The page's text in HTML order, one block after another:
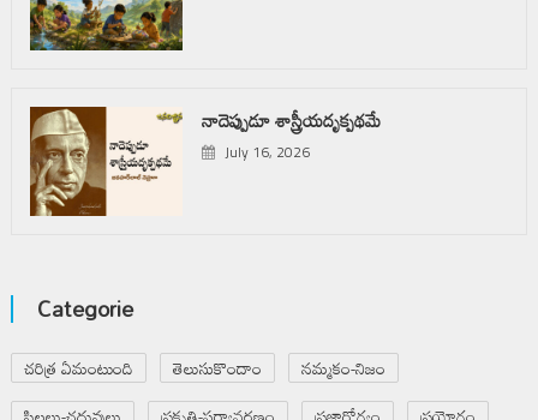
నాదెప్పుడూ శాస్త్రీయదృక్పథమే
July 16, 2026
Categorie
చరిత్ర ఏమంటుంది తెలుసుకొందాం
నమ్మకం-నిజం